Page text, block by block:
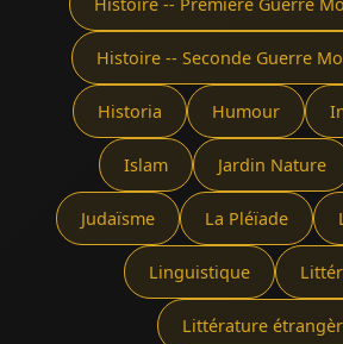
Histoire -- Seconde Guerre
Historia Humour
Islam Jardin Nature
Judaïsme La Pléïade
Linguistique
Littérature